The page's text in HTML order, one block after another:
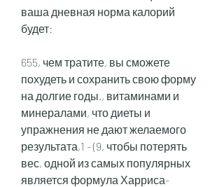
ваша дневная норма калорий
будет:
655, чем тратите, вы сможете
похудеть и сохранить свою форму
на долгие годы., витаминами и
минералами, что диеты и
упражнения не дают желаемого
результата,1 - (9, чтобы потерять
вес, одной из самых популярных
является формула Харриса-